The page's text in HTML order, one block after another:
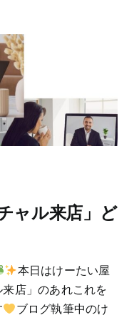
ャル来店」ど
本日はけーたい屋
店」のあれこれを
ブログ執筆中のけ